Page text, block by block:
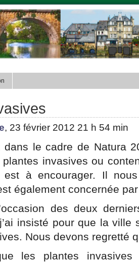
, 23 février 2012 21 h 54 min
dans le cadre de Natura
plantes invasives ou
à encourager. Il
également concernée
des deux
insisté pour que la ville
Nous devons regretté
les plantes invasives